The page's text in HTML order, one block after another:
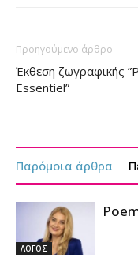
Προηγούμενο άρθρο
Έκθεση ζωγραφικής
Essentiel”
Παρόμοια άρθρα
ΛΟΓΟΣ